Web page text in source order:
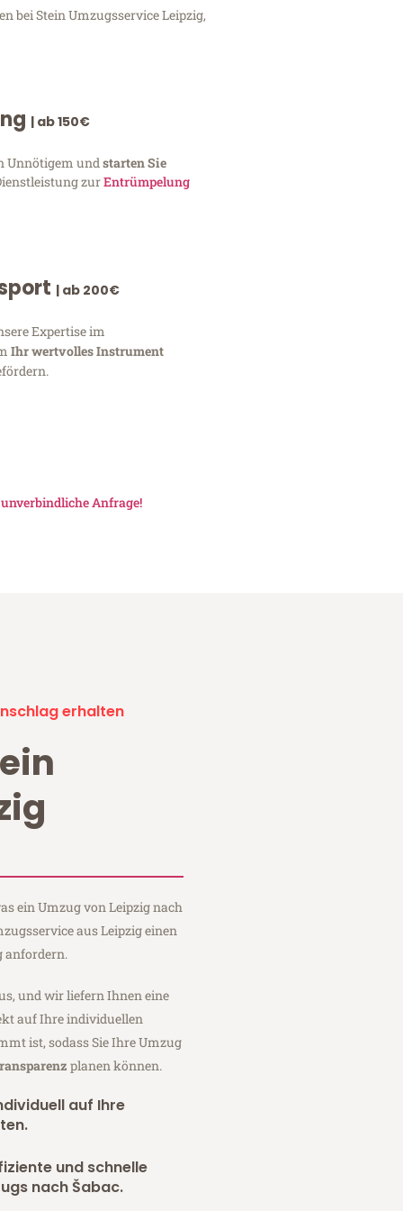
bei Stein Umzugsservice Leipzig,
| ab 150€
Unnötigem und starten Sie
zurEntrümpelung
| ab 200€
Expertise im
Ihr wertvolles Instrument
unverbindliche Anfrage!
erhalten
ein Umzug von Leipzig nach
aus Leipzig einen
anfordern.
und wir liefern Ihnen eine
auf Ihre individuellen
ist, sodass Sie Ihre Umzug
planen können.
auf Ihre
und schnelle
nach Šabac.